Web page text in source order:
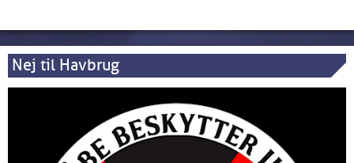
Nej til Havbrug